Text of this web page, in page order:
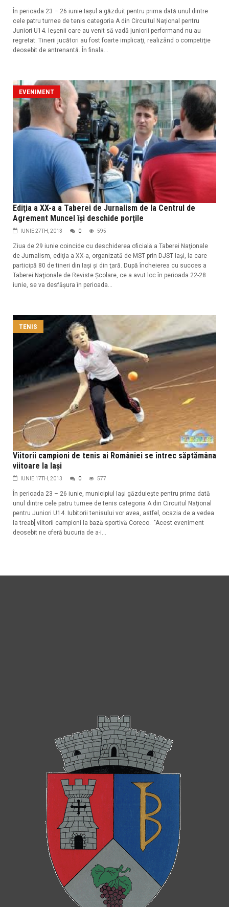
În perioada 23 – 26 iunie Iaşul a găzduit pentru prima dată unul dintre
cele patru turnee de tenis categoria A din Circuitul Naţional pentru
Juniori U14. Ieşenii care au venit să vadă juniorii performand nu au
regretat. Tinerii jucători au fost foarte implicaţi, realizând o competiţie
deosebit de antrenantă. În finala...
EVENIMENT
Ediţia a XX-a a Taberei de Jurnalism de la Centrul de
Agrement Muncel îşi deschide porţile
IUNIE 27TH, 2013 0 595
Ziua de 29 iunie coincide cu deschiderea oficială a Taberei Naţionale
de Jurnalism, ediţia a XX-a, organizată de MST prin DJST Iaşi, la care
participă 80 de tineri din Iaşi şi din ţară. După încheierea cu succes a
Taberei Naţionale de Reviste Şcolare, ce a avut loc în perioada 22-28
iunie, se va desfăşura în perioada...
TENIS
Viitorii campioni de tenis ai României se întrec săptămâna
viitoare la Iaşi
IUNIE 17TH, 2013 0 577
În perioada 23 – 26 iunie, municipiul Iaşi găzduieşte pentru prima dată
unul dintre cele patru turnee de tenis categoria A din Circuitul Naţional
pentru Juniori U14. Iubitorii tenisului vor avea, astfel, ocazia de a vedea
la treab[ viitorii campioni la bază sportivă Coreco. "Acest eveniment
deosebit ne oferă bucuria de a-i...